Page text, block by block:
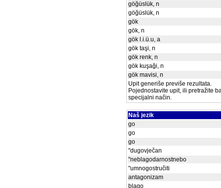
göğüslük, n
göğüslük, n
gök
gök, n
gök l.i.ü.u, a
gök taşi, n
gök renk, n
gök kuşaği, n
gök mavisi, n
Upit generiše previše rezultata.
Pojednostavite upit, ili pretražite
specijalni način.
Naš jezik
go
go
go
"dugovječan
"neblagodarnostnebo
"umnogostručiti
antagonizam
blago